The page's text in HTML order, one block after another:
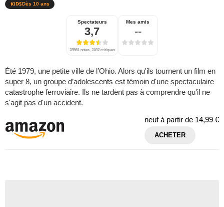
Dès 10 ans
Spectateurs
3,7
28561 notes, 2492 critiques
Mes amis
--
Été 1979, une petite ville de l’Ohio. Alors qu'ils tournent un film en
super 8, un groupe d’adolescents est témoin d'une spectaculaire
catastrophe ferroviaire. Ils ne tardent pas à comprendre qu'il ne
s'agit pas d'un accident.
neuf à partir de 14,99 €
ACHETER